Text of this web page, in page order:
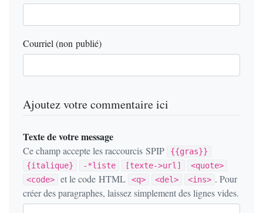
Courriel (non publié)
Ajoutez votre commentaire ici
Texte de votre message
Ce champ accepte les raccourcis SPIP
{{gras}}
{italique}
-*liste [texte->url]
<quote>
<code>
et le code HTML <q> <del> <ins> . Pour
créer des paragraphes, laissez simplement des lignes vides.